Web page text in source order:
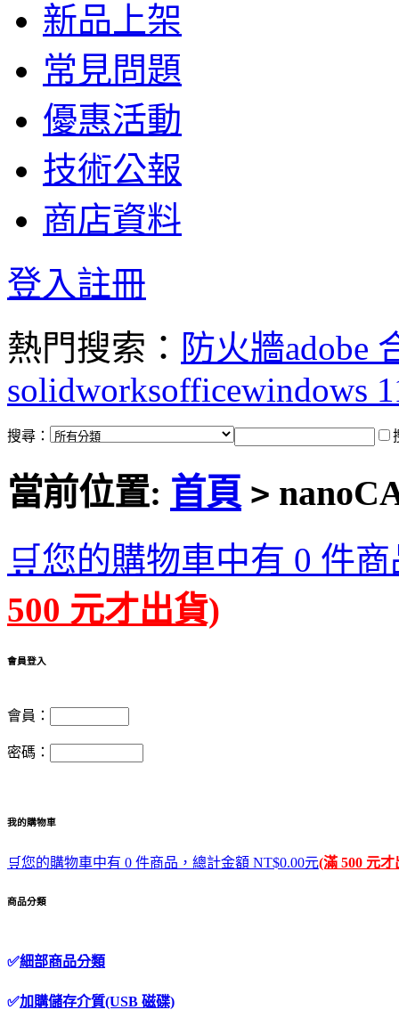
新品上架
常見問題
優惠活動
技術公報
商店資料
登入註冊
熱門搜索： 防火牆adobe
solidworksofficewindows
搜尋：
當前位置: 首頁 >
🛒您的購物車中有 0 件
500 元才出貨)
會員登入
會員：
密碼：
我的購物車
🛒您的購物車中有 0 件商品，總計金額 NT$0.00元(滿 500 元才
商品分類
✅細部商品分類
✅加購儲存介質(USB 磁碟)